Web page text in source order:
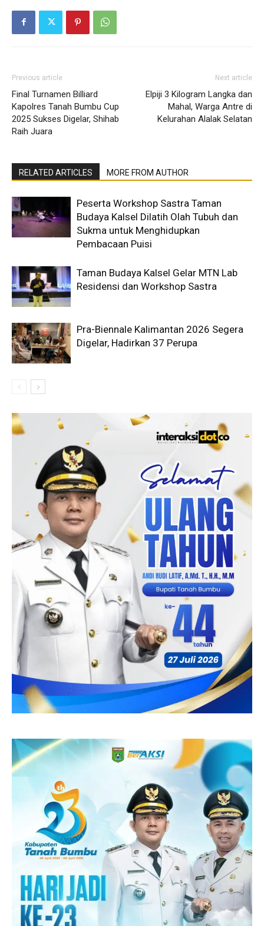
Previous article
Final Turnamen Billiard
Kapolres Tanah Bumbu Cup
2025 Sukses Digelar, Shihab
Raih Juara
Next article
Elpiji 3 Kilogram Langka dan
Mahal, Warga Antre di
Kelurahan Alalak Selatan
RELATED ARTICLES MORE FROM AUTHOR
Peserta Workshop Sastra Taman
Budaya Kalsel Dilatih Olah Tubuh dan
Sukma untuk Menghidupkan
Pembacaan Puisi
Taman Budaya Kalsel Gelar MTN Lab
Residensi dan Workshop Sastra
Pra-Biennale Kalimantan 2026 Segera
Digelar, Hadirkan 37 Perupa